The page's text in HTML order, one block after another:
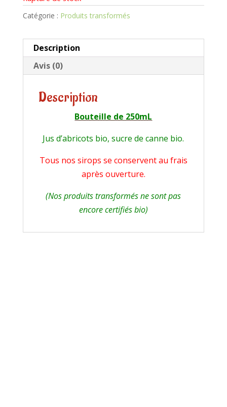
Catégorie : Produits transformés
Description
Avis (0)
Description
Bouteille de 250mL
Jus d’abricots bio, sucre de canne bio.
Tous nos sirops se conservent au frais
après ouverture.
(Nos produits transformés ne sont pas
encore certifiés bio)